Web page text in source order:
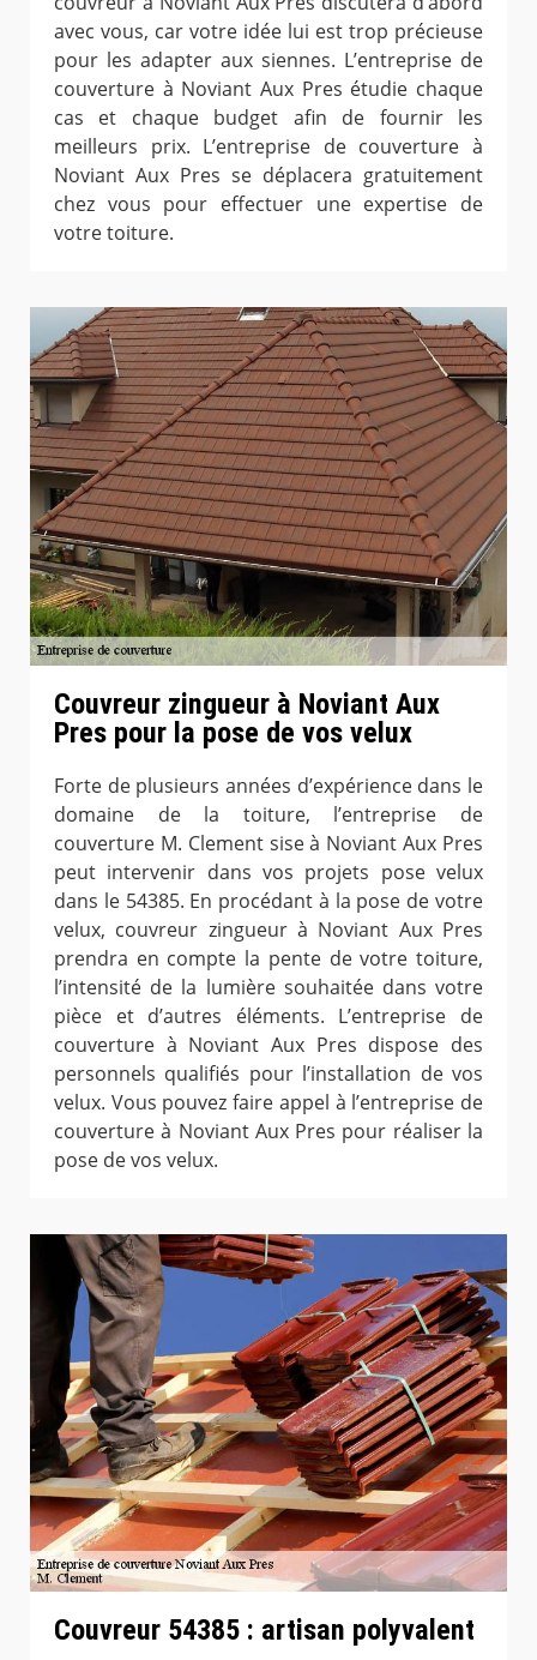
avec vous, car votre idée lui est trop précieuse
pour les adapter aux siennes. L’entreprise de
couverture à Noviant Aux Pres étudie chaque
cas et chaque budget afin de fournir les
meilleurs prix. L’entreprise de couverture à
Noviant Aux Pres se déplacera gratuitement
chez vous pour effectuer une expertise de
votre toiture.
Couvreur zingueur à Noviant Aux
Pres pour la pose de vos velux
Forte de plusieurs années d’expérience dans le
domaine de la toiture, l’entreprise de
couverture M. Clement sise à Noviant Aux Pres
peut intervenir dans vos projets pose velux
dans le 54385. En procédant à la pose de votre
velux, couvreur zingueur à Noviant Aux Pres
prendra en compte la pente de votre toiture,
l’intensité de la lumière souhaitée dans votre
pièce et d’autres éléments. L’entreprise de
couverture à Noviant Aux Pres dispose des
personnels qualifiés pour l’installation de vos
velux. Vous pouvez faire appel à l’entreprise de
couverture à Noviant Aux Pres pour réaliser la
pose de vos velux.
Couvreur 54385 : artisan polyvalent